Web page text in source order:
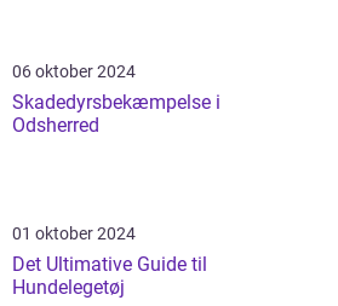
06 oktober 2024
Skadedyrsbekæmpelse i
Odsherred
01 oktober 2024
Det Ultimative Guide til
Hundelegetøj